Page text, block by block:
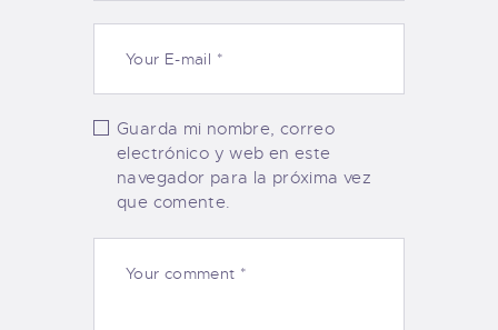
Guarda mi nombre, correo
electrónico y web en este
navegador para la próxima vez
que comente.